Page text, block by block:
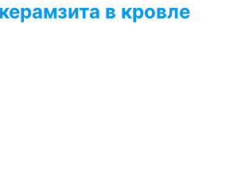
ваты в плоской